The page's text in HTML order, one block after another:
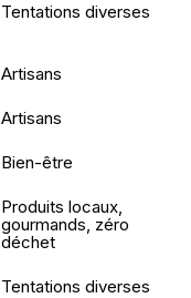
Tentations diverses
Artisans
Artisans
Bien-être
Produits locaux,
gourmands, zéro
déchet
Tentations diverses